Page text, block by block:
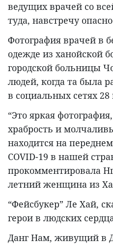
ведущих врачей со
туда, навстречу
Фотография врачей в
одежде из ханойской
городской больницы
людей, когда та была
в социальных сетях
“Это яркая
храбрость и
находится на
COVID-19 в нашей
прокомментировала
летний женщина из
“Фейсбукер” Ле Хай,
герои в людских
Данг Нам, живущий в